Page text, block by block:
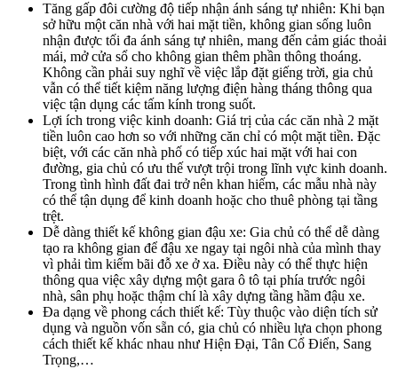
Tăng gấp đôi cường độ tiếp nhận ánh sáng tự nhiên: Khi bạn
sở hữu một căn nhà với hai mặt tiền, không gian sống luôn
nhận được tối đa ánh sáng tự nhiên, mang đến cảm giác thoải
mái, mở cửa sổ cho không gian thêm phần thông thoáng.
Không cần phải suy nghĩ về việc lắp đặt giếng trời, gia chủ
vẫn có thể tiết kiệm năng lượng điện hàng tháng thông qua
việc tận dụng các tấm kính trong suốt.
Lợi ích trong việc kinh doanh: Giá trị của các căn nhà 2 mặt
tiền luôn cao hơn so với những căn chỉ có một mặt tiền. Đặc
biệt, với các căn nhà phố có tiếp xúc hai mặt với hai con
đường, gia chủ có ưu thế vượt trội trong lĩnh vực kinh doanh.
Trong tình hình đất đai trở nên khan hiếm, các mẫu nhà này
có thể tận dụng để kinh doanh hoặc cho thuê phòng tại tầng
trệt.
Dễ dàng thiết kế không gian đậu xe: Gia chủ có thể dễ dàng
tạo ra không gian để đậu xe ngay tại ngôi nhà của mình thay
vì phải tìm kiếm bãi đỗ xe ở xa. Điều này có thể thực hiện
thông qua việc xây dựng một gara ô tô tại phía trước ngôi
nhà, sân phụ hoặc thậm chí là xây dựng tầng hầm đậu xe.
Đa dạng về phong cách thiết kế: Tùy thuộc vào diện tích sử
dụng và nguồn vốn sẵn có, gia chủ có nhiều lựa chọn phong
cách thiết kế khác nhau như Hiện Đại, Tân Cổ Điển, Sang
Trọng,…